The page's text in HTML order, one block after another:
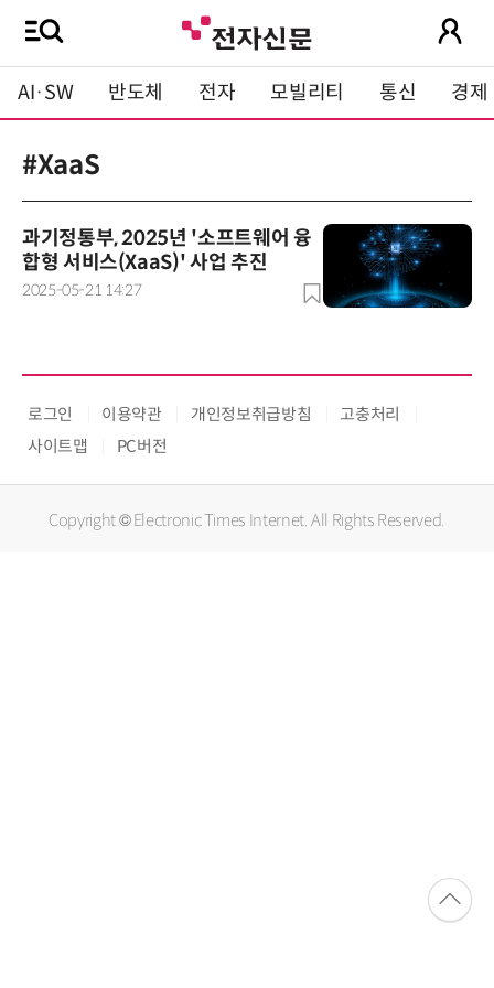
AI·SW 반도체 전자 모빌리티 통신 경제
#XaaS
과기정통부, 2025년 '소프트웨어 융
합형 서비스(XaaS)' 사업 추진
2025-05-21 14:27
로그인 이용약관 개인정보취급방침
고충처리
사이트맵
PC버전
Copyright © Electronic Times Internet. All Rights Reserved.